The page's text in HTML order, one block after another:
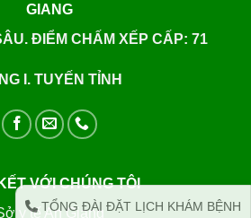
GIANG
ĐIỂM CHẤM XẾP CẤP: 71
I. TUYẾN TỈNH
VỚI CHÚNG TÔI
y tế An Giang
TỔNG ĐÀI ĐẶT LỊCH KHÁM BỆNH